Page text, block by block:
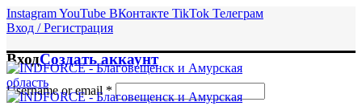
InstagramYouTube ВКонтакте TikTok Телеграм
Вход / Регистрация
ВходСоздать аккаунт
Username or email *